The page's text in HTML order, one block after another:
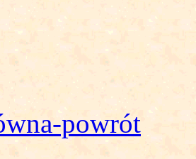
powrót